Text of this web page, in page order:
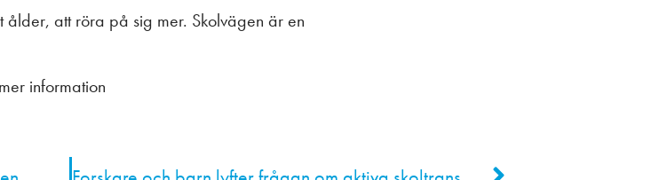
att röra på sig mer. Skolvägen är en
information